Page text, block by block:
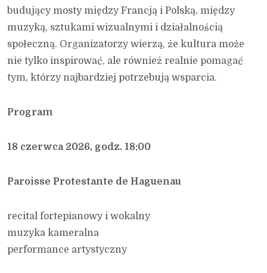
budujący mosty między Francją i Polską, między
muzyką, sztukami wizualnymi i działalnością
społeczną. Organizatorzy wierzą, że kultura może
nie tylko inspirować, ale również realnie pomagać
tym, którzy najbardziej potrzebują wsparcia.
Program
18 czerwca 2026, godz. 18:00
Paroisse Protestante de Haguenau
recital fortepianowy i wokalny
muzyka kameralna
performance artystyczny